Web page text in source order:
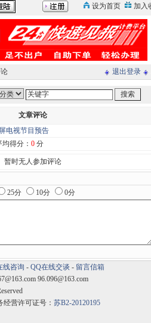
退出登录
文章评论
电视节目预告
得分： 0 分
暂时无人参加评论
25分 10分 0分
线咨询 - QQ在线交谈 - 留言信箱
96.096@163.com
营许可证号： 苏B2-20120195